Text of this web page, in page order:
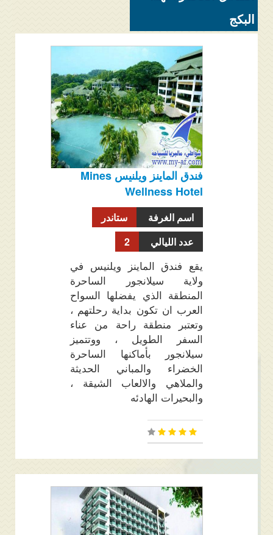
البكج
فندق الماينز ويلنيس Mines
Wellness Hotel
اسم الغرفة
ستاندر
عدد الليالي
2
يقع فندق الماينز ويلنيس في
ولاية سيلانجور الساحرة
المنطقة الذي يفضلها السواح
العرب ان تكون بداية رحلتهم ،
وتعتبر منطقة راحة من عناء
السفر الطويل ، ووتتميز
سيلانجور بأماكنها الساحرة
الخضراء والمباني الحديثة
والملاهي والالعاب الشيقة ،
والبحيرات الهادئه